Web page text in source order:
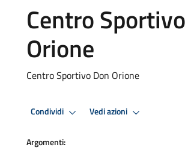
Centro
Orione
Centro Sportivo Don Orione
Condividi Vedi azioni
Argomenti: